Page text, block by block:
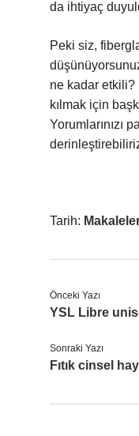
da ihtiyaç
Peki siz,
ne kadar etkili?
kılmak için
Yorumlarınızı
Tarih:
Önceki Yazı
YSL Libre
Sonraki Yazı
Fıtık cinsel